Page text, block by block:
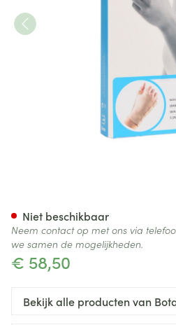
€ 58,50
Niet beschikbaar
Neem contact op met ons via
we samen de mogelijkheden.
Bekijk alle producten van